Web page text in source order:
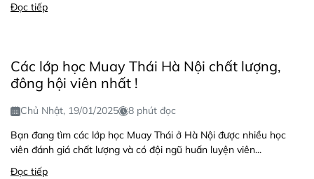
Đọc tiếp
Các lớp học Muay Thái Hà Nội chất lượng,
đông hội viên nhất !
Chủ Nhật, 19/01/2025
8 phút đọc
Bạn đang tìm các lớp học Muay Thái ở Hà Nội được nhiều học
viên đánh giá chất lượng và có đội ngũ huấn luyện viên...
Đọc tiếp